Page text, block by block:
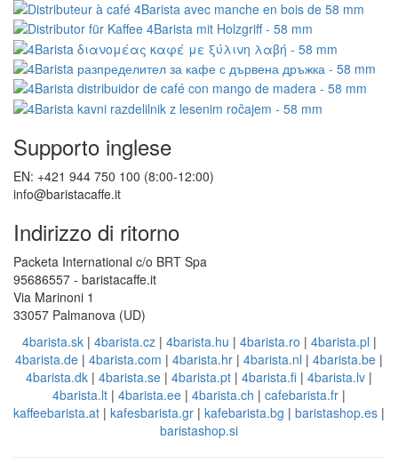
Supporto inglese
EN: +421 944 750 100 (8:00-12:00)
info@baristacaffe.it
Indirizzo di ritorno
Packeta International c/o BRT Spa
95686557 - baristacaffe.it
Via Marinoni 1
33057 Palmanova (UD)
4barista.sk| 4barista.cz| 4barista.hu | 4barista.ro | 4barista.pl |
4barista.de | 4barista.com | 4barista.hr | 4barista.nl | 4barista.be |
4barista.dk | 4barista.se | 4barista.pt | 4barista.fi | 4barista.lv |
4barista.lt | 4barista.ee | 4barista.ch | cafebarista.fr |
kaffeebarista.at | kafesbarista.gr | kafebarista.bg | baristashop.es |
baristashop.si